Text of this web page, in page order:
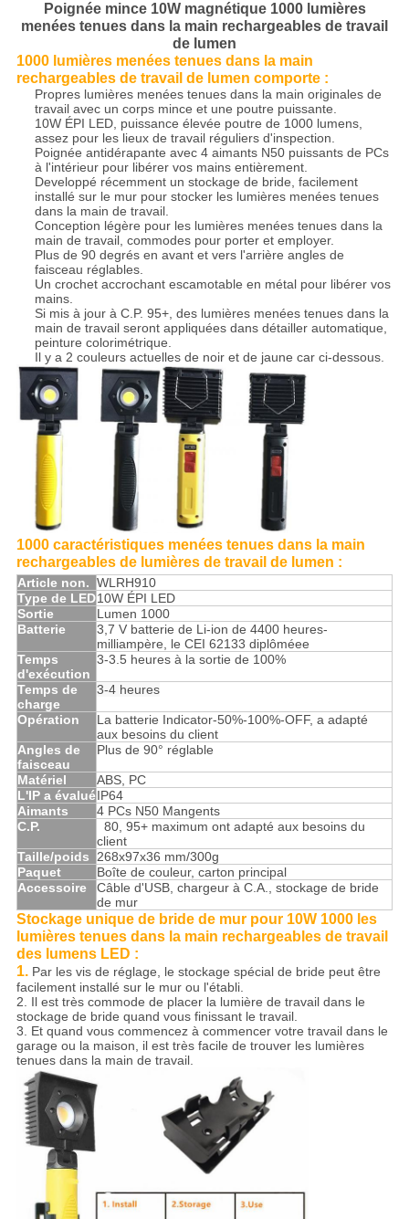
Poignée mince 10W magnétique 1000 lumières
menées tenues dans la main rechargeables de travail
de lumen
1000 lumières menées tenues dans la main
rechargeables de travail de lumen comporte :
Propres lumières menées tenues dans la main originales de
travail avec un corps mince et une poutre puissante.
10W ÉPI LED, puissance élevée poutre de 1000 lumens,
assez pour les lieux de travail réguliers d'inspection.
Poignée antidérapante avec 4 aimants N50 puissants de PCs
à l'intérieur pour libérer vos mains entièrement.
Developpé récemment un stockage de bride, facilement
installé sur le mur pour stocker les lumières menées tenues
dans la main de travail.
Conception légère pour les lumières menées tenues dans la
main de travail, commodes pour porter et employer.
Plus de 90 degrés en avant et vers l'arrière angles de
faisceau réglables.
Un crochet accrochant escamotable en métal pour libérer vos
mains.
Si mis à jour à C.P. 95+, des lumières menées tenues dans la
main de travail seront appliquées dans détailler automatique,
peinture colorimétrique.
Il y a 2 couleurs actuelles de noir et de jaune car ci-dessous.
1000 caractéristiques menées tenues dans la main
rechargeables de lumières de travail de lumen :
Article non. WLRH910
Type de LED10W ÉPI LED
Sortie
Lumen 1000
Batterie
3,7 V batterie de Li-ion de 4400 heures-
milliampère, le CEI 62133 diplôméee
Temps
d'exécution
3-3.5 heures à la sortie de 100%
Temps de
charge
3-4 heures
Opération
La batterie Indicator-50%-100%-OFF, a adapté
aux besoins du client
Angles de
faisceau
Plus de 90° réglable
Matériel
ABS, PC
L'IP a évaluéIP64
Aimants
4 PCs N50 Mangents
C.P.
80, 95+ maximum ont adapté aux besoins du
client
Taille/poids 268x97x36 mm/300g
Paquet
Boîte de couleur, carton principal
Accessoire
Câble d'USB, chargeur à C.A., stockage de bride
de mur
Stockage unique de bride de mur pour 10W 1000 les
lumières tenues dans la main rechargeables de travail
des lumens LED :
1. Par les vis de réglage, le stockage spécial de bride peut être
facilement installé sur le mur ou l'établi.
2. Il est très commode de placer la lumière de travail dans le
stockage de bride quand vous finissant le travail.
3. Et quand vous commencez à commencer votre travail dans le
garage ou la maison, il est très facile de trouver les lumières
tenues dans la main de travail.